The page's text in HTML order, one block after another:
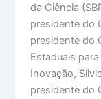
da Ciência
presidente do
presidente do
Estaduais
Inovação,
presidente do